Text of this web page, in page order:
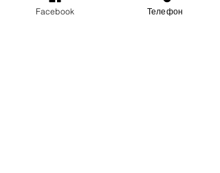
Facebook Телефон